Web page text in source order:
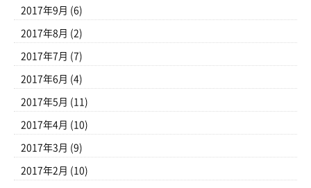
2017年9月 (6)
2017年8月 (2)
2017年7月 (7)
2017年6月 (4)
2017年5月 (11)
2017年4月 (10)
2017年3月 (9)
2017年2月 (10)